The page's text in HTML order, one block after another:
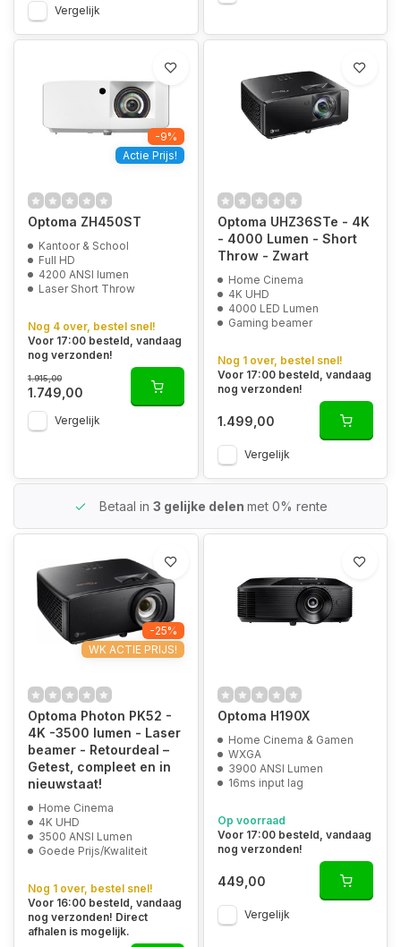
Vergelijk
-9%
Actie Prijs!
Optoma ZH450ST
Kantoor & School
Full HD
4200 ANSI lumen
Laser Short Throw
Nog 4 over, bestel snel!
Voor 17:00 besteld, vandaag
nog verzonden!
1.915,00
1.749,00
Vergelijk
Optoma UHZ36STe - 4K
- 4000 Lumen - Short
Throw - Zwart
Home Cinema
4K UHD
4000 LED Lumen
Gaming beamer
Nog 1 over, bestel snel!
Voor 17:00 besteld, vandaag
nog verzonden!
1.499,00
Vergelijk
Betaal in 3 gelijke delen met 0% rente
-25%
WK ACTIE PRIJS!
Optoma Photon PK52 -
4K -3500 lumen - Laser
beamer - Retourdeal –
Getest, compleet en in
nieuwstaat!
Home Cinema
4K UHD
3500 ANSI Lumen
Goede Prijs/Kwaliteit
Nog 1 over, bestel snel!
Voor 16:00 besteld, vandaag
nog verzonden! Direct
afhalen is mogelijk.
Optoma H190X
Home Cinema & Gamen
WXGA
3900 ANSI Lumen
16ms input lag
Op voorraad
Voor 17:00 besteld, vandaag
nog verzonden!
449,00
Vergelijk